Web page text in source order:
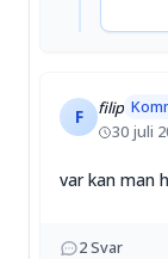
F filip
30 juli
var kan man
2Svar